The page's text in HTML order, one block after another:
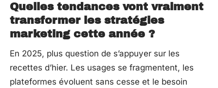
Quelles tendances vont vraiment
transformer les stratégies
marketing cette année ?
En 2025, plus question de s’appuyer sur les
recettes d’hier. Les usages se fragmentent, les
plateformes évoluent sans cesse et le besoin